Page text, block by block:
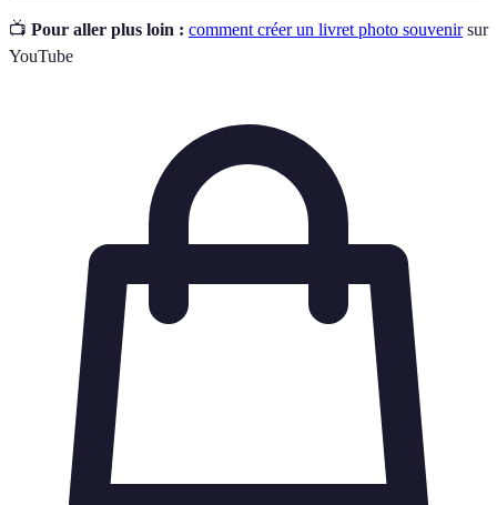
📺 Pour aller plus loin : comment créer un livret photo souvenirsur
YouTube